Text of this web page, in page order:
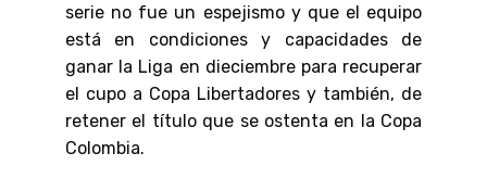
serie no fue un espejismo y que el equipo
está en condiciones y capacidades de
ganar la Liga en dieciembre para recuperar
el cupo a Copa Libertadores y también, de
retener el título que se ostenta en la Copa
Colombia.